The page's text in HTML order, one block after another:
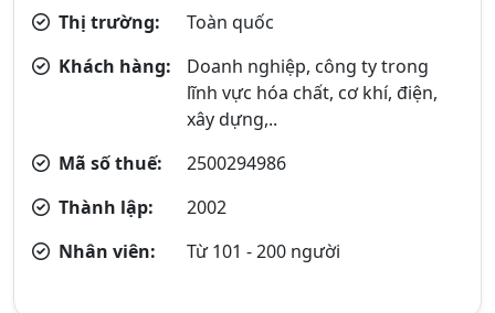
Thị trường:
Toàn quốc
Khách hàng:
Doanh nghiệp, công ty trong
lĩnh vực hóa chất, cơ khí, điện,
xây dựng,..
Mã số thuế:
2500294986
Thành lập:
2002
Nhân viên:
Từ 101 - 200 người